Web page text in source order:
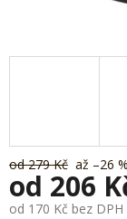
od 279 Kč až –26 %
od 206
od 170 Kč bez DPH